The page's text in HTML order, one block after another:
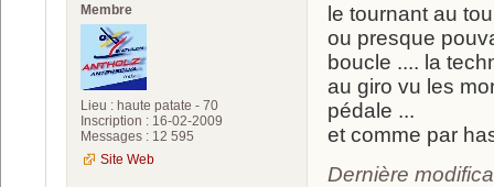
Membre
Lieu : haute patate - 70
Inscription : 16-02-2009
Messages : 12 595
Site Web
le tournant au
ou presque
boucle .... la
au giro vu les
pédale ...
et comme par
Dernière